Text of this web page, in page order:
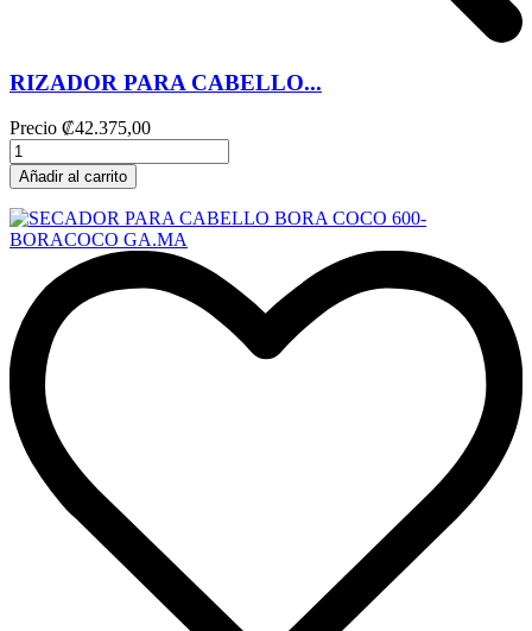
RIZADOR PARA CABELLO...
Precio ₡42.375,00
Añadir al carrito